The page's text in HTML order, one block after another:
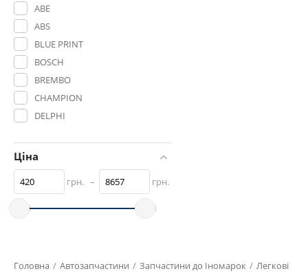
ABE
ABS
BLUE PRINT
BOSCH
BREMBO
CHAMPION
DELPHI
FERODO
Japanparts
Ціна
грн. – грн.
Головна / Автозапчастини / Запчастини до Іномарок / Легкові